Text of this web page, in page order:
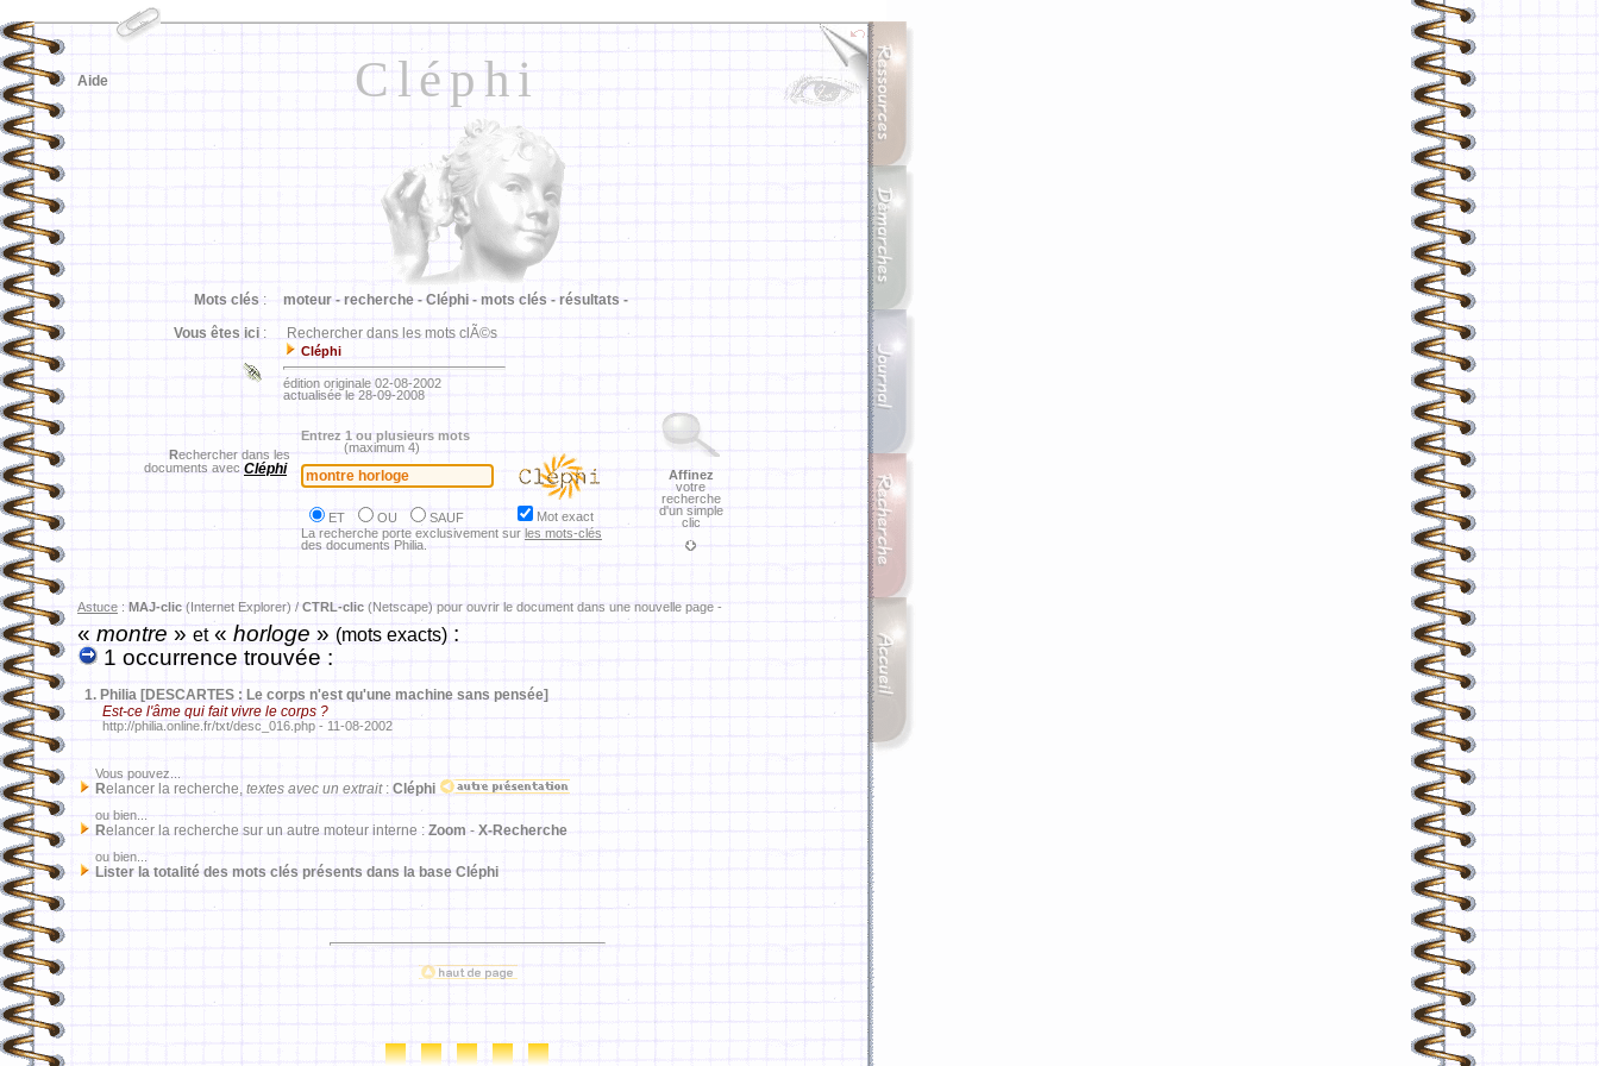
Cléphi
Aide
Mots clés : moteur - recherche - Cléphi - mots clés - résultats -
Vous êtes ici : Rechercher dans les mots clÃ©s
Cléphi
édition originale 02-08-2002
actualisée le 28-09-2008
Rechercher dans les
documents avec Cléphi
Entrez 1 ou plusieurs mots
(maximum 4)
ET OU SAUF
Mot exact
La recherche porte exclusivement sur les mots-clés
des documents Philia.
Affinez
votre
recherche
d'un simple
clic
Astuce : MAJ-clic (Internet Explorer) / CTRL-clic (Netscape) pour ouvrir le document dans une nouvelle page -
«montre» et« horloge » (mots exacts) :
1 occurrence trouvée :
1. Philia [DESCARTES : Le corps n'est qu'une machine sans pensée]
Est-ce l'âme qui fait vivre le corps ?
http://philia.online.fr/txt/desc_016.php - 11-08-2002
Vous pouvez...
Relancer la recherche, textes avec un extrait: Cléphi
ou bien...
Relancer la recherche sur un autre moteur interne : Zoom - X-Recherche
ou bien...
Lister la totalité des mots clés présents dans la base Cléphi